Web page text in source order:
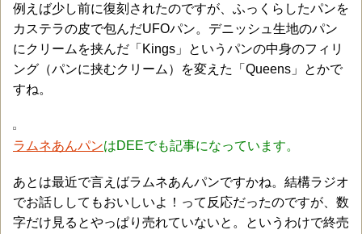
例えば少し前に復刻されたのですが、ふっくらしたパンを
カステラの皮で包んだUFOパン。デニッシュ生地のパン
にクリームを挟んだ「Kings」というパンの中身のフィリ
ング（パンに挟むクリーム）を変えた「Queens」とかで
すね。
ラムネあんパンはDEEでも記事になっています。
あとは最近で言えばラムネあんパンですかね。結構ラジオ
でお話ししてもおいしいよ！って反応だったのですが、数
字だけ見るとやっぱり売れていないと。というわけで終売